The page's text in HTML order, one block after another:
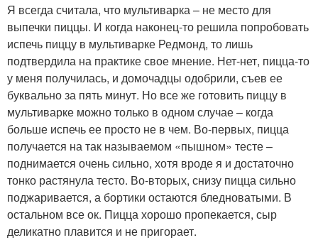
Я всегда считала, что мультиварка – не место для
выпечки пиццы. И когда наконец-то решила попробовать
испечь пиццу в мультиварке Редмонд, то лишь
подтвердила на практике свое мнение. Нет-нет, пицца-то
у меня получилась, и домочадцы одобрили, съев ее
буквально за пять минут. Но все же готовить пиццу в
мультиварке можно только в одном случае – когда
больше испечь ее просто не в чем. Во-первых, пицца
получается на так называемом «пышном» тесте –
поднимается очень сильно, хотя вроде я и достаточно
тонко растянула тесто. Во-вторых, снизу пицца сильно
поджаривается, а бортики остаются бледноватыми. В
остальном все ок. Пицца хорошо пропекается, сыр
деликатно плавится и не пригорает.